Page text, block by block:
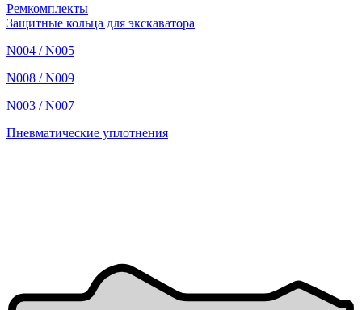
Ремкомплекты
Защитные кольца для экскаватора
N004 / N005
N008 / N009
N003 / N007
Пневматические уплотнения